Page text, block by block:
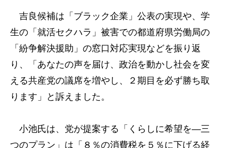
吉良候補は「ブラック企業」公表の実現や、学
生の「就活セクハラ」被害での都道府県労働局の
「紛争解決援助」の窓口対応実現などを振り返
り、「あなたの声を届け、政治を動かし社会を変
える共産党の議席を増やし、２期目を必ず勝ち取
ります」と訴えました。
小池氏は、党が提案する「くらしに希望を―三
つのプラン」は「８％の消費税を５％に下げる経